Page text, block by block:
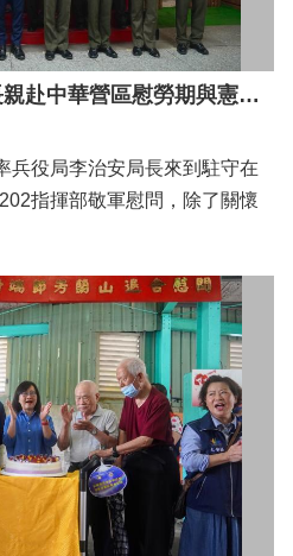
萬安演習登場前蔣市長親赴中華營區慰勞期與憲兵弟兄姊妹連成一「憲」共同守護臺北
役局李治安局長來到駐守在
指揮部敬軍慰問，除了關懷